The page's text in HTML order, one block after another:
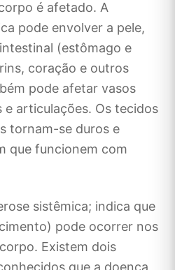
é afetado. A
pode envolver a pele,
(estômago e
coração e outros
pode afetar vasos
e articulações. Os tecidos
tornam-se duros e
que funcionem com
sistêmica; indica que
pode ocorrer nos
Existem dois
que a doença